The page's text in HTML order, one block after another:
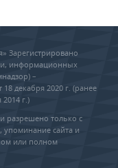
Зарегистрировано
информационных
–
декабря 2020 г. (ранее
г.)
разрешено только с
упоминание сайта и
или полном